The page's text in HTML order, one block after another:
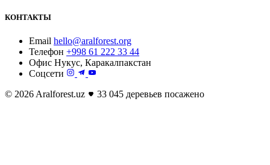
КОНТАКТЫ
Email hello@aralforest.org
Телефон +998 61 222 33 44
Офис Нукус, Каракалпакстан
Соцсети
© 2026 Aralforest.uz
33 045 деревьев посажено